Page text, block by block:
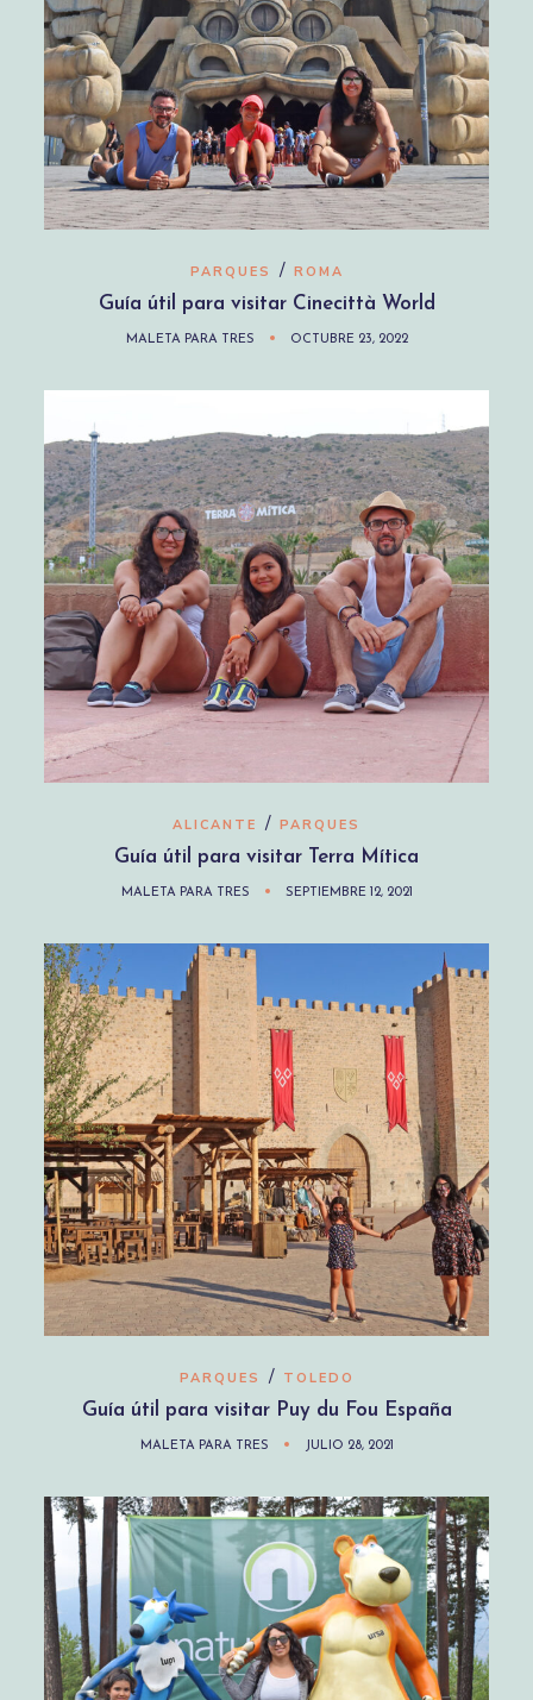
PARQUES / ROMA
Guía útil para visitar Cinecittà World
MALETA PARA TRES OCTUBRE 23, 2022
ALICANTE / PARQUES
Guía útil para visitar Terra Mítica
MALETA PARA TRES SEPTIEMBRE 12, 2021
PARQUES / TOLEDO
Guía útil para visitar Puy du Fou España
MALETA PARA TRES JULIO 28, 2021